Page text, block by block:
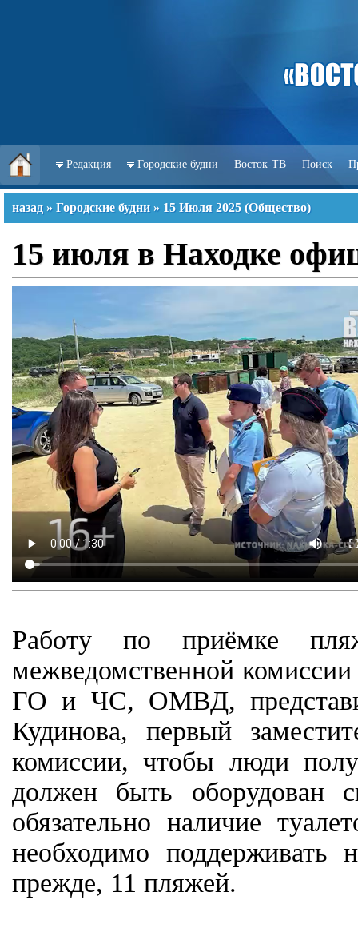
Редакция Городские будни Восток-ТВ Поиск
назад » Городские будни » 15 Июля 2025 (Общество)
15 июля в Находке
Работу по приёмке
межведомственной
ГО и ЧС, ОМВД,
Кудинова, первый
комиссии, чтобы люди
должен быть оборудован
обязательно наличие
необходимо
прежде, 11 пляжей.